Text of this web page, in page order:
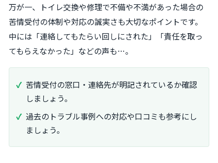
万が一、トイレ交換や修理で不備や不満があった場合の
苦情受付の体制や対応の誠実さも大切なポイントです。
中には「連絡してもたらい回しにされた」「責任を取っ
てもらえなかった」などの声も…。
苦情受付の窓口・連絡先が明記されているか確認
しましょう。
過去のトラブル事例への対応や口コミも参考にし
ましょう。